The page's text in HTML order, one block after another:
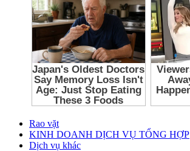
Rao vặt
KINH DOANH DỊCH VỤ TỔNG HỢP
Dịch vụ khác